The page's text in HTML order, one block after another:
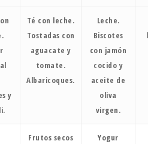
y
Té con leche.
Tostadas con
aguacate y
tomate.
Albaricoques.
Leche.
Biscotes
con jamón
cocido y
aceite de
oliva
virgen.
Frutos secos
Yogur